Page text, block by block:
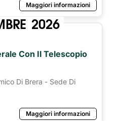
Maggiori informazioni
2026
Con Il Telescopio
Di Brera - Sede Di
Maggiori informazioni